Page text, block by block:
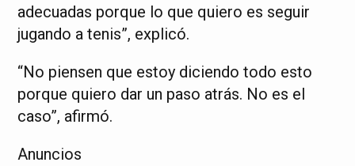
adecuadas porque lo que quiero es seguir
jugando a tenis”, explicó.
“No piensen que estoy diciendo todo esto
porque quiero dar un paso atrás. No es el
caso”, afirmó.
Anuncios